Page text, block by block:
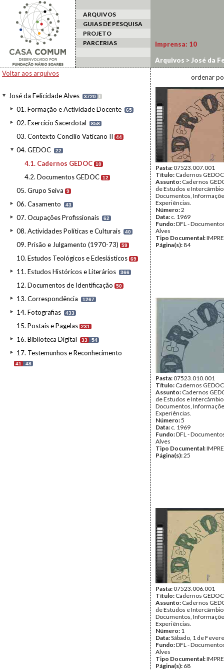
ARQUIVOS
GUIAS DE PESQUISA
PROJETO
PARCERIAS
Voltar aos arquivos
José da Felicidade Alves 3720 I
01. Formação e Actividade Docente 65
02. Exercício Sacerdotal 858
03. Contexto Concílio Vaticano II 44
04. GEDOC 22
4.1. Cadernos GEDOC 10
4.2. Documentos GEDOC 12
05. Grupo Seiva 9
06. Casamento 43
07. Ocupações Profissionais 62
08. Actividades Políticas e Culturais 40
09. Prisão e Julgamento (1970-73) 59
10. Estudos Teológicos e Eclesiásticos 69
11. Estudos Históricos e Literários 366
12. Documentos de Identificação 50
13. Correspondência 1267
14. Fotografias 433
15. Postais e Pagelas 231
16. Biblioteca Digital 33 54
17. Testemunhos e Reconhecimento
41 48
Imprensa: 10
Arquivos > José da
ordenar
Pasta:07523.007.001
Título: Cadernos GEDOC
Assunto: Cadernos
de Estudos e
Documentos,
Experiências.
Número:2
Data: c. 1969
Fundo:DFL -
Alves
Tipo Documental:
Página(s): 84
Pasta:07523.010.001
Título: Cadernos GEDOC
Assunto: Cadernos
de Estudos e
Documentos,
Experiências.
Número:5
Data: c. 1969
Fundo:DFL -
Alves
Tipo Documental:
Página(s):25
Pasta:07523.006.001
Título: Cadernos GEDOC
Assunto: Cadernos
de Estudos e
Documentos,
Experiências.
Número: 1
Data:Sábado, 1 de
Fundo:DFL -
Alves
Tipo Documental:
Página(s): 68